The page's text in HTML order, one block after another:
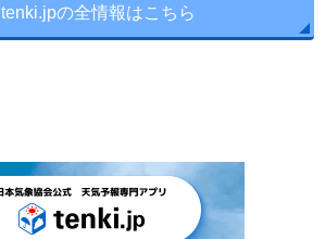
tenki.jpの全情報はこちら